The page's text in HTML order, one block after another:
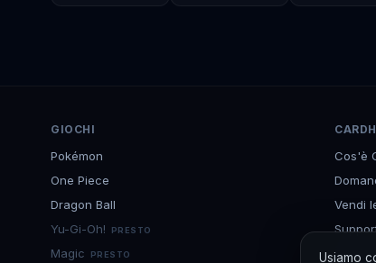
GIOCHI
Pokémon
One Piece
Dragon Ball
Yu-Gi-Oh!
PRESTO
Magic PRESTO
Cos'è
Vendi
Usiamo